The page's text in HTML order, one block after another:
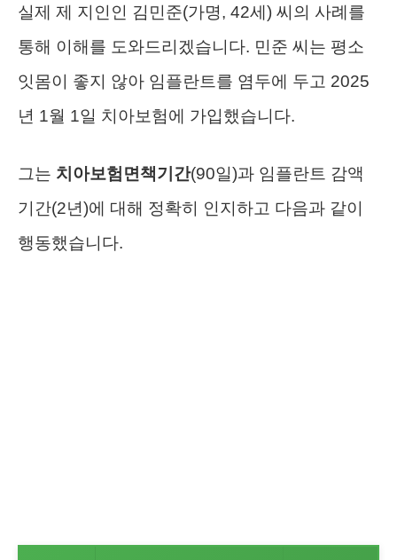
실제 제 지인인 김민준(가명, 42세) 씨의 사례를
통해 이해를 도와드리겠습니다. 민준 씨는 평소
잇몸이 좋지 않아 임플란트를 염두에 두고 2025
년 1월 1일 치아보험에 가입했습니다.
그는 치아보험면책기간(90일)과 임플란트 감액
기간(2년)에 대해 정확히 인지하고 다음과 같이
행동했습니다.